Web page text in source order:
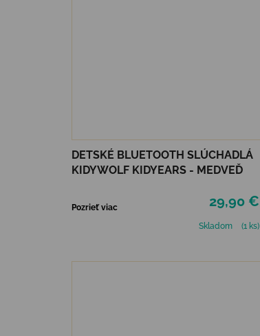
DETSKÉ BLUETOOTH SLÚCHADLÁ
KIDYWOLF KIDYEARS - MEDVEĎ
29,90 €
Pozrieť viac
Skladom
(1 ks)